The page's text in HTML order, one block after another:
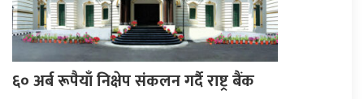
६० अर्ब रूपैयाँ निक्षेप संकलन गर्दै राष्ट्र बैंक